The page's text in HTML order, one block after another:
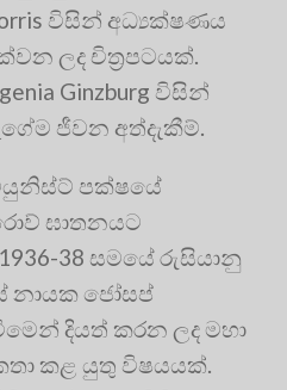
විසින් අධ්‍යක්ෂණය
ලද චිත්‍රපටයක්.
Ginzburg විසින්
ජීවන අත්දැකීම්.
පක්ෂයේ
ඝාතනයට
38 සමයේ රුසියානු
නායක ජෝසප්
දියත් කරන ලද මහා
කළ යුතු විෂයයක්.